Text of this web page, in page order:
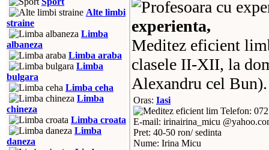
Alte limbi
straine
Limba
albaneza
Limba araba
Limba
bulgara
Limba ceha
Limba
chineza
Limba croata
Limba
daneza
experienta,
Meditez eficient
clasele II-XII, la
Alexandru cel Bun).
Oras: Iasi
Telefon:
E-mail: irinairina_micu
Pret: 40-50 ron/ sedinta
Nume: Irina Micu